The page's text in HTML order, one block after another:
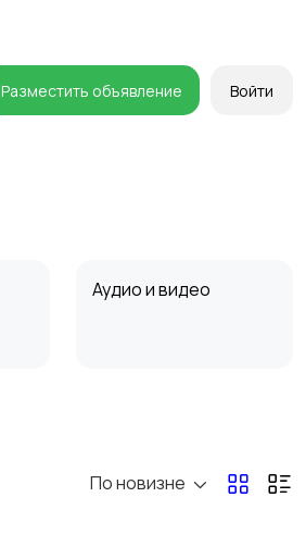
Разместить объявление Войти
Аудио и видео
По новизне